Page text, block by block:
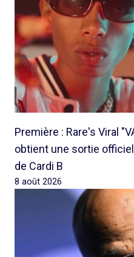
Première : Rare's Viral
obtient une sortie
de Cardi B
8 août 2026